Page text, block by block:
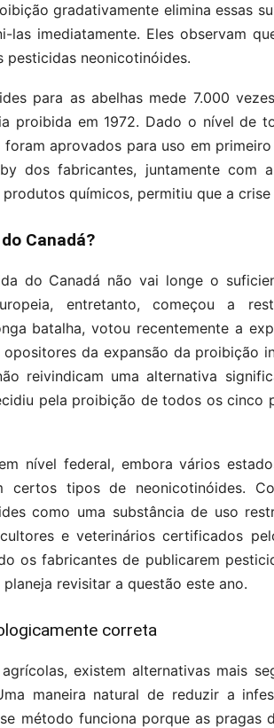
gradativamente elimina essas
imediatamente. Eles observam
neonicotinóides.
para as abelhas mede 7.000
proibida em 1972. Dado o nível de
aprovados para uso em primeiro
dos fabricantes, juntamente com
químicos, permitiu que a crise
Canadá?
do Canadá não vai longe o
entretanto, começou a
batalha, votou recentemente a
da expansão da proibição
reivindicam uma alternativa
pela proibição de todos os cinco
nível federal, embora vários
certos tipos de neonicotinóides.
como uma substância de uso
e veterinários certificados
os fabricantes de publicarem
revisitar a questão este ano.
correta
existem alternativas mais
maneira natural de reduzir a
método funciona porque as pragas